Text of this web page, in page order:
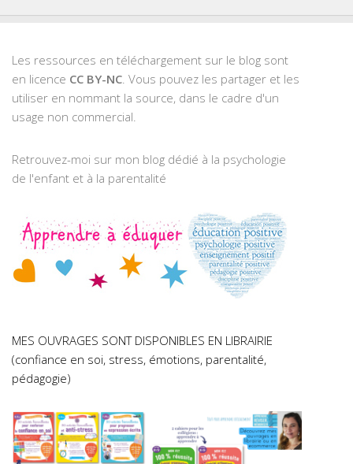
Les ressources en téléchargement sur le blog sont
en licence CC BY-NC. Vous pouvez les partager et les
utiliser en nommant la source, dans le cadre d'un
usage non commercial.
Retrouvez-moi sur mon blog dédié à la psychologie
de l'enfant et à la parentalité
MES OUVRAGES SONT DISPONIBLES EN LIBRAIRIE
(confiance en soi, stress, émotions, parentalité,
pédagogie)